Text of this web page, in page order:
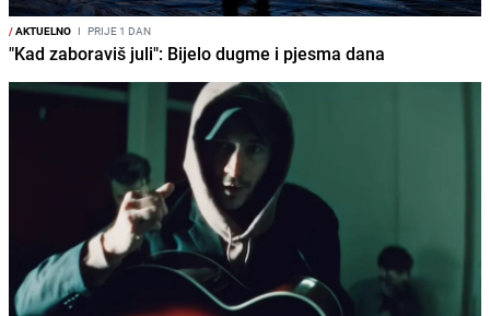
/AKTUELNO I PRIJE 1 DAN
"Kad zaboraviš juli": Bijelo dugme i pjesma dana